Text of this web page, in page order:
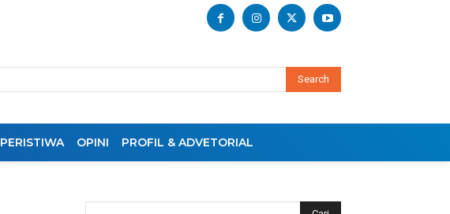
Search
PERISTIWA OPINI PROFIL & ADVETORIAL